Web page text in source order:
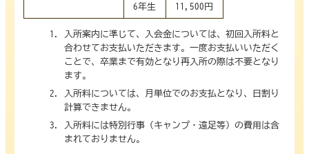
6年生 11,500円
入所案内に準じて、入会金については、初回入所料と
合わせてお支払いただきます。一度お支払いいただく
ことで、卒業まで有効となり再入所の際は不要となり
ます。
入所料については、月単位でのお支払となり、日割り
計算できません。
入所料には特別行事（キャンプ・遠足等）の費用は含
まれておりません。